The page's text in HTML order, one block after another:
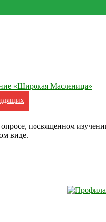
«Широкая Масленица»
посвященном
виде.